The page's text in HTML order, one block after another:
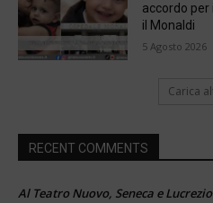
accordo
il Monaldi
5 Agosto 2026
Carica
RECENT COMMENTS
Al Teatro Nuovo, Seneca e